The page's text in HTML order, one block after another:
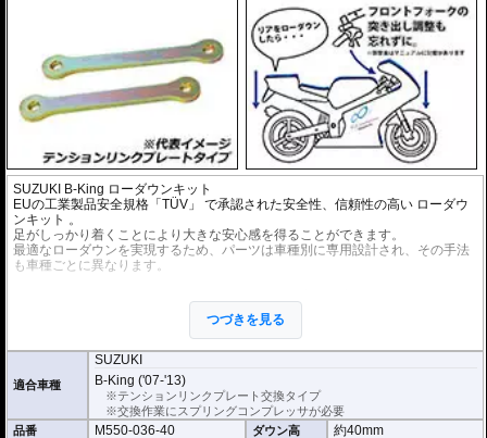
SUZUKI B-King ローダウンキット
EUの工業製品安全規格「TÜV」 で承認された安全性、信頼性の高い ローダウ
ンキット 。
足がしっかり着くことにより大きな安心感を得ることができます。
最適なローダウンを実現するため、パーツは車種別に専用設計され、その手法
も車種ごとに異なります。
お勧めいたします。(ショートサイドスタンドはお客様にてご用意ください。)
※ダウンする高さによっては、センタースタンドが使用できない、または、取
り外さなくてはいけない場合があります。
※写真は同系ローダウンパーツの代表写真です。実際の商品とは異なる場合が
※フロントフォークの突き出し量を合わせて調整することをお勧めします。(調
整可能な車種の場合。推奨調整値はマニュアルに記載)
※安全に関する重要なパーツの為、プロショップによる取付を行ってくださ
い。個人でお取付の場合、弊社ではいかなる事象においてその責を負うことが
つづきを見る
適合車種
SUZUKI
B-King ('07-'13)
※テンションリンクプレート交換タイプ
※交換作業にスプリングコンプレッサが必要
品番
M550-036-40 ダウン高 約40mm